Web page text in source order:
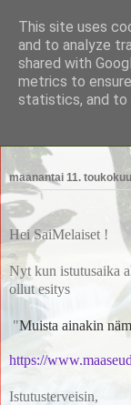
Saimaan
maanantai 11.
Hei SaiMelaiset !
Nyt kun istutusaika
ollut esitys
"Muista ainakin
https://
Istutusterveisin,
This site uses
and to analyze
shared with
metrics to
statistics, and to